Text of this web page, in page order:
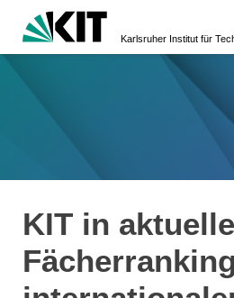
Karlsruher Institut für
KIT in